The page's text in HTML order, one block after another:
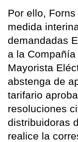
Por ello,
medida
demandadas
a la
Mayorista
abstenga de
tarifario
resoluciones
distribuidoras
realice la